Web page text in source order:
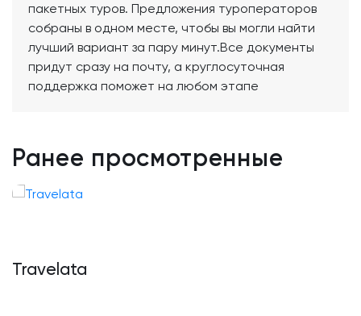
пакетных туров. Предложения туроператоров
собраны в одном месте, чтобы вы могли найти
лучший вариант за пару минут.Все документы
придут сразу на почту, а круглосуточная
поддержка поможет на любом этапе
Ранее просмотренные
Travelata